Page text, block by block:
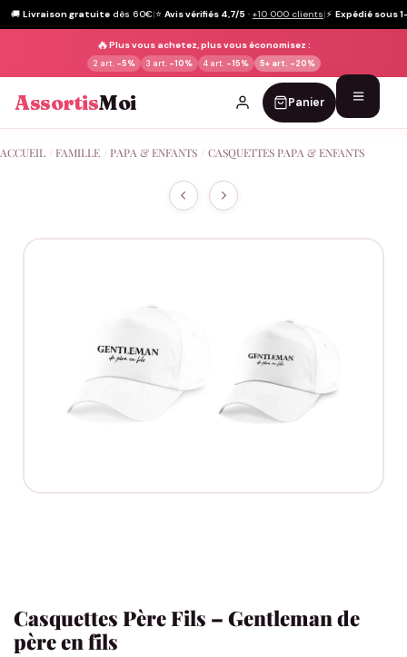
🚚 Livraison gratuite dès 60€|⭐ Avis vérifiés 4,7/5 · +10 000 clients|⚡ Expédié sous
🔥Plus vous achetez, plus vous économisez :
2 art. -5% 3 art. -10% 4 art. -15% 5+ art. -20%
AssortisMoi Panier
au
ACCUEIL FAMILLE PAPA & ENFANTS CASQUETTES PAPA & ENFANTS
Casquettes Père Fils – Gentleman de
père en fils